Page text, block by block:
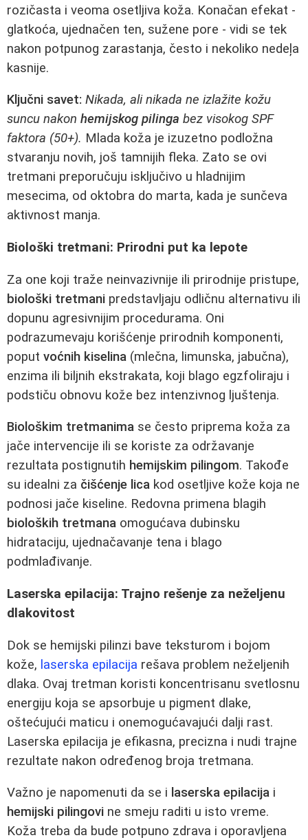
rozičasta i veoma osetljiva koža. Konačan efekat -
glatkoća, ujednačen ten, sužene pore - vidi se tek
nakon potpunog zarastanja, često i nekoliko nedeļa
kasnije.
Ključni savet: Nikada, ali nikada ne izlažite kožu
suncu nakon hemijskog pilinga bez visokog SPF
faktora (50+). Mlada koža je izuzetno podložna
stvaranju novih, još tamnijih fleka. Zato se ovi
tretmani preporučuju isključivo u hladnijim
mesecima, od oktobra do marta, kada je sunčeva
aktivnost manja.
Biološki tretmani: Prirodni put ka lepote
Za one koji traže neinvazivnije ili prirodnije pristupe,
biološki tretmani predstavljaju odličnu alternativu ili
dopunu agresivnijim procedurama. Oni
podrazumevaju korišćenje prirodnih komponenti,
poput voćnih kiselina (mlеčna, limunska, jabučna),
enzima ili biljnih ekstrakata, koji blago egzfoliraju i
podstiču obnovu kože bez intenzivnog ljuštenja.
Biološkim tretmanima se često priprema koža za
jače intervencije ili se koriste za održavanje
rezultata postignutih hemijskim pilingom. Takođe
su idealni za čišćenje lica kod osetljive kože koja ne
podnosi jače kiseline. Redovna primena blagih
bioloških tretmana omogućava dubinsku
hidrataciju, ujednačavanje tena i blago
podmlađivanje.
Laserska epilacija: Trajno rešenje za neželjenu
dlakovitost
Dok se hemijski pilinzi bave teksturom i bojom
kože, laserska epilacija rešava problem neželjenih
dlaka. Ovaj tretman koristi koncentrisanu svetlosnu
energiju koja se apsorbuje u pigment dlake,
oštećujući maticu i onemogućavajući dalji rast.
Laserska epilacija je efikasna, precizna i nudi trajne
rezultate nakon određenog broja tretmana.
Važno je napomenuti da se i laserska epilacija i
hemijski pilingovi ne smeju raditi u isto vreme.
Koža treba da bude potpuno zdrava i oporavljena